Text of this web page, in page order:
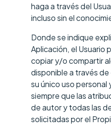
haga a través del
incluso sin el
Donde se indique
Aplicación, el Usuario
copiar y/o compartir
disponible a través
su único uso personal
siempre que las
de autor y todas las
solicitadas por el